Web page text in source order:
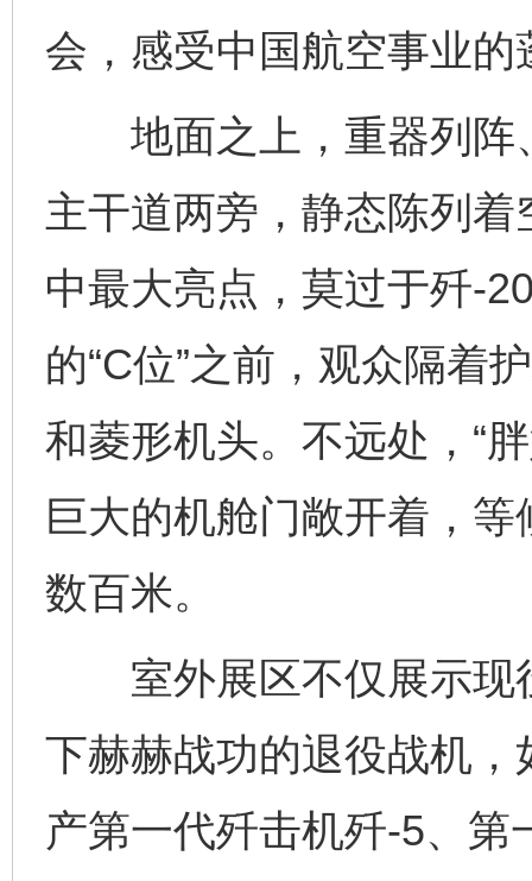
会，感受中国航空事业的
地面之上，重器列阵
主干道两旁，静态陈列
中最大亮点，莫过于歼-
的“C位”之前，观众隔着
和菱形机头。不远处，“
巨大的机舱门敞开着，
数百米。
室外展区不仅展示现
下赫赫战功的退役战机
产第一代歼击机歼-5、